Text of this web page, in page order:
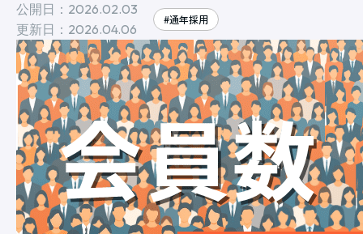
公開日：2026.02.03
更新日：2026.04.06
#通年採用